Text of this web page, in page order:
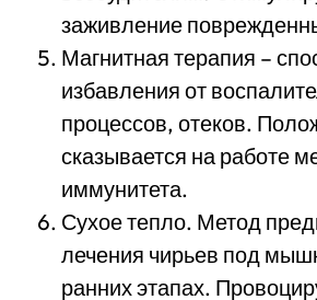
заживление
Магнитная терапия –
избавления от
процессов, отеков.
сказывается на работе
иммунитета.
Сухое тепло. Метод
лечения чирьев под
ранних этапах.